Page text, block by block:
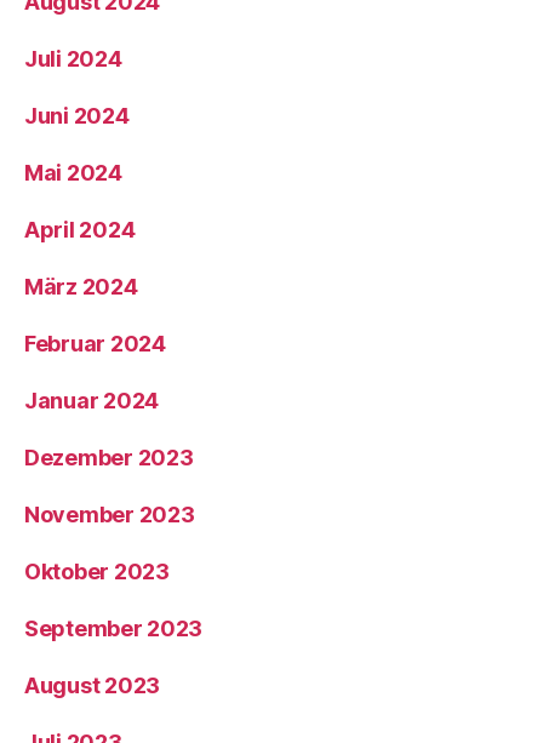
Juli 2024
Juni 2024
Mai 2024
April 2024
März 2024
Februar 2024
Januar 2024
Dezember 2023
November 2023
Oktober 2023
September 2023
August 2023